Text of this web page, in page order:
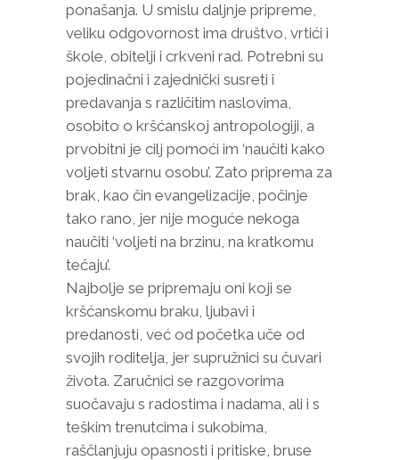
ponašanja. U smislu daljnje pripreme,
veliku odgovornost ima društvo, vrtići i
škole, obitelji i crkveni rad. Potrebni su
pojedinačni i zajednički susreti i
predavanja s različitim naslovima,
osobito o kršćanskoj antropologiji, a
prvobitni je cilj pomoći im ‘naučiti kako
voljeti stvarnu osobu’. Zato priprema za
brak, kao čin evangelizacije, počinje
tako rano, jer nije moguće nekoga
naučiti ‘voljeti na brzinu, na kratkomu
tečaju’.
Najbolje se pripremaju oni koji se
kršćanskomu braku, ljubavi i
predanosti, već od početka uče od
svojih roditelja, jer supružnici su čuvari
života. Zaručnici se razgovorima
suočavaju s radostima i nadama, ali i s
teškim trenutcima i sukobima,
raščlanjuju opasnosti i pritiske, bruse